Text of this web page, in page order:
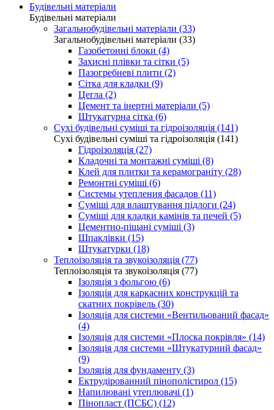
Будівельні матеріали
Будівельні матеріали
Загальнобудівельні матеріали (33)
Загальнобудівельні матеріали (33)
Газобетонні блоки (4)
Захисні плівки та сітки (5)
Пазогребневі плити (2)
Сітка для кладки (9)
Цегла (2)
Цемент та інертні матеріали (5)
Штукатурна сітка (6)
Сухі будівельні суміші та гідроізоляція (141)
Сухі будівельні суміші та гідроізоляція (141)
Гідроізоляція (27)
Кладочні та монтажні суміші (8)
Клей для плитки та керамограніту (28)
Ремонтні суміші (6)
Системы утепления фасадов (11)
Суміші для влаштування підлоги (24)
Суміші для кладки камінів та печей (5)
Цементно-піщані суміші (3)
Шпаклівки (15)
Штукатурки (18)
Теплоізоляція та звукоізоляція (77)
Теплоізоляція та звукоізоляція (77)
Ізоляція з фольгою (6)
Ізоляція для каркасних конструкцій та
скатних покрівель (30)
Ізоляція для системи «Вентильований фасад»
(4)
Ізоляція для системи «Плоска покрівля» (14)
Ізоляція для системи «Штукатурний фасад»
(9)
Ізоляція для фундаменту (3)
Ектрудірованний пінополістирол (15)
Напилювані утеплювачі (1)
Пінопласт (ПСБС) (12)